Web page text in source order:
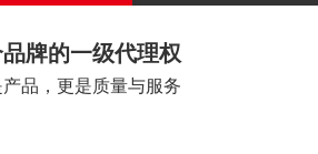
牌的一级代理权
品，更是质量与服务